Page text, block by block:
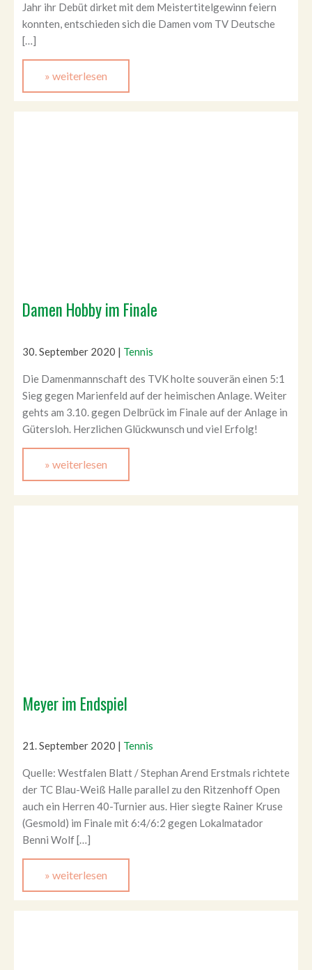
Jahr ihr Debüt dirket mit dem Meistertitelgewinn feiern
konnten, entschieden sich die Damen vom TV Deutsche
[…]
» weiterlesen
Damen Hobby im Finale
30. September 2020 | Tennis
Die Damenmannschaft des TVK holte souverän einen 5:1
Sieg gegen Marienfeld auf der heimischen Anlage. Weiter
gehts am 3.10. gegen Delbrück im Finale auf der Anlage in
Gütersloh. Herzlichen Glückwunsch und viel Erfolg!
» weiterlesen
Meyer im Endspiel
21. September 2020 | Tennis
Quelle: Westfalen Blatt / Stephan Arend Erstmals richtete
der TC Blau-Weiß Halle parallel zu den Ritzenhoff Open
auch ein Herren 40-Turnier aus. Hier siegte Rainer Kruse
(Gesmold) im Finale mit 6:4/6:2 gegen Lokalmatador
Benni Wolf […]
» weiterlesen